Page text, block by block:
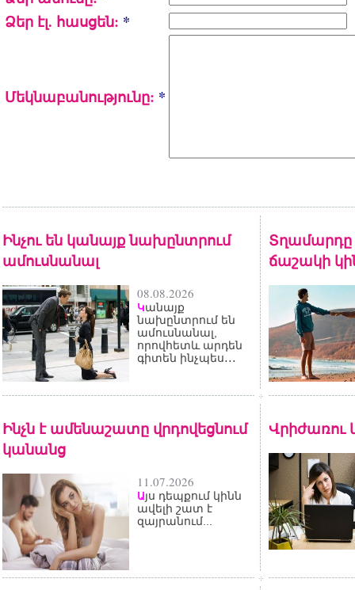
Ձեր էլ. հասցեն: *
Մեկնաբանությունը: *
Ինչու են կանայք նախընտրում
ամուսնանալ
08.08.2026
Կանայք
նախընտրում են
ամուսնանալ,
որովհետև արդեն
գիտեն ինչպես․․․
Տղամարդը
ճաշակի
Ինչն է ամենաշատը վրդովեցնում
կանանց
11.07.2026
Այս դեպքում կինն
ավելի շատ է
զայրանում...
Վրիժառու